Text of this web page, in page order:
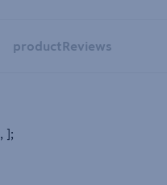
productReviews
, ];